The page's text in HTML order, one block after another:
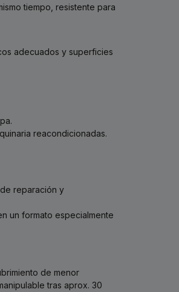
tiempo, resistente para
adecuados y superficies
reacondicionadas.
reparación y
un formato especialmente
de menor
tras aprox. 30